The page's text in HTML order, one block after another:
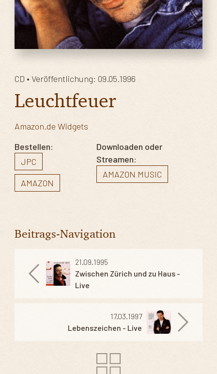
CD • Veröffentlichung: 09.05.1996
Leuchtfeuer
Amazon.de Widgets
Bestellen:
JPC
AMAZON
Downloaden oder
Streamen:
AMAZON MUSIC
Beitrags-Navigation
21.09.1995
Zwischen Zürich und zu Haus -
Live
17.03.1997
Lebenszeichen - Live